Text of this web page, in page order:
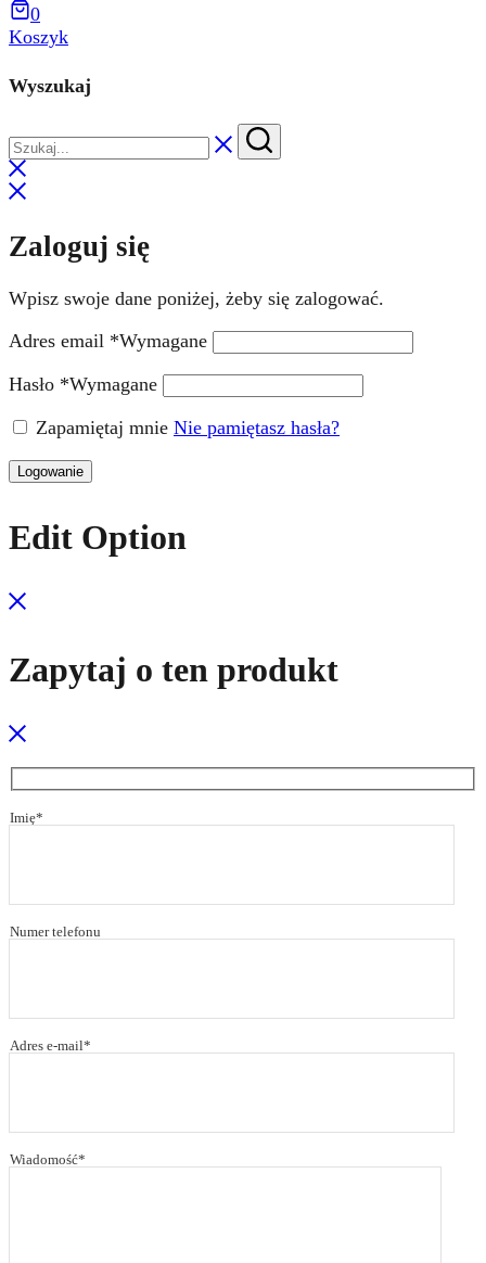
0
Koszyk
Wyszukaj
Zaloguj się
Wpisz swoje dane poniżej, żeby się zalogować.
Adres email *Wymagane
Hasło *Wymagane
Zapamiętaj mnie Nie pamiętasz hasła?
Logowanie
Edit Option
Zapytaj o ten produkt
Imię*
Numer telefonu
Adres e-mail*
Wiadomość*